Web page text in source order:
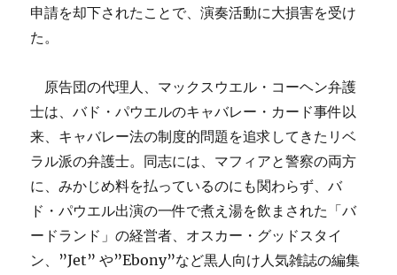
申請を却下されたことで、演奏活動に大損害を受け
た。
原告団の代理人、マックスウエル・コーヘン弁護
士は、バド・パウエルのキャバレー・カード事件以
来、キャバレー法の制度的問題を追求してきたリベ
ラル派の弁護士。同志には、マフィアと警察の両方
に、みかじめ料を払っているのにも関わらず、バ
ド・パウエル出演の一件で煮え湯を飲まされた「バ
ードランド」の経営者、オスカー・グッドスタイ
ン、”Jet” や”Ebony”など黒人向け人気雑誌の編集